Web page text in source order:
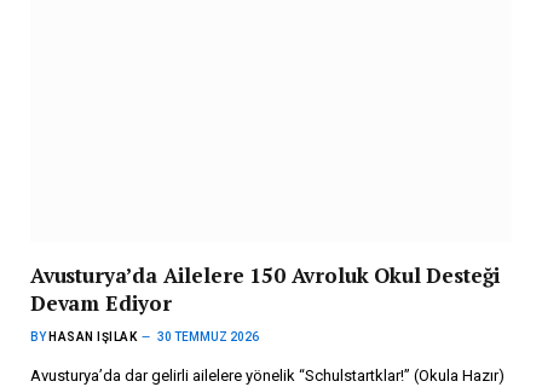
Avusturya’da Ailelere 150 Avroluk Okul Desteği
Devam Ediyor
BY HASAN IŞILAK 30 TEMMUZ 2026
Avusturya’da dar gelirli ailelere yönelik “Schulstartklar!” (Okula Hazır)